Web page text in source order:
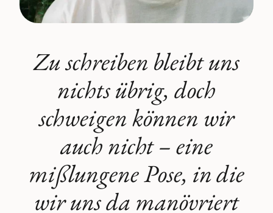
Zu schreiben bleibt uns
nichts übrig, doch
schweigen können wir
auch nicht – eine
mißlungene Pose, in die
wir uns da manövriert